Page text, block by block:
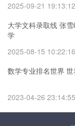
2025-09-21 19:13:12
大学文科录取线 张
学
2025-08-15 10:22:16
数学专业排名世界
2023-04-26 23:14:55